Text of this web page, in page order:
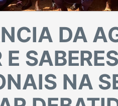
DA
SABERES
NA